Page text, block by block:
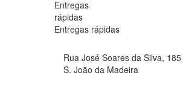
Entregas rápidas
Rua José Soares da Silva, 185
S. João da Madeira